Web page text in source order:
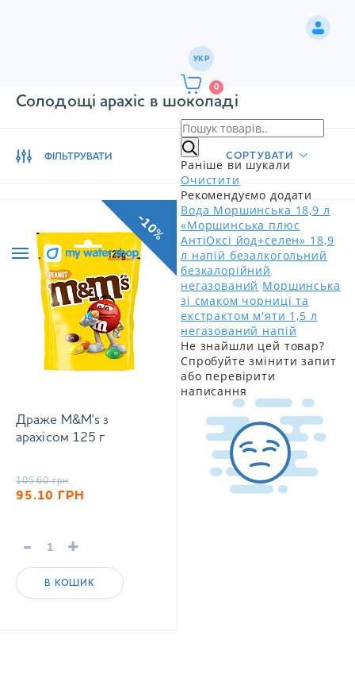
УКР
0
Раніше ви шукали
Очистити
Рекомендуємо додати
Вода Моршинська 18,9 л
«Моршинська плюс
АнтіОксі йод+селен» 18,9
л напій безалкогольний
безкалорійний
негазований Моршинська
зі смаком чорниці та
екстрактом м'яти 1,5 л
негазований напій
Не знайшли цей товар?
Спробуйте змінити запит
або перевірити
написання
Солодощі арахіс в шоколаді
ФІЛЬТРУВАТИ СОРТУВАТИ
Драже M&M's з
арахісом 125 г
105.60 грн
95.10 ГРН
- +
В КОШИК
-10%